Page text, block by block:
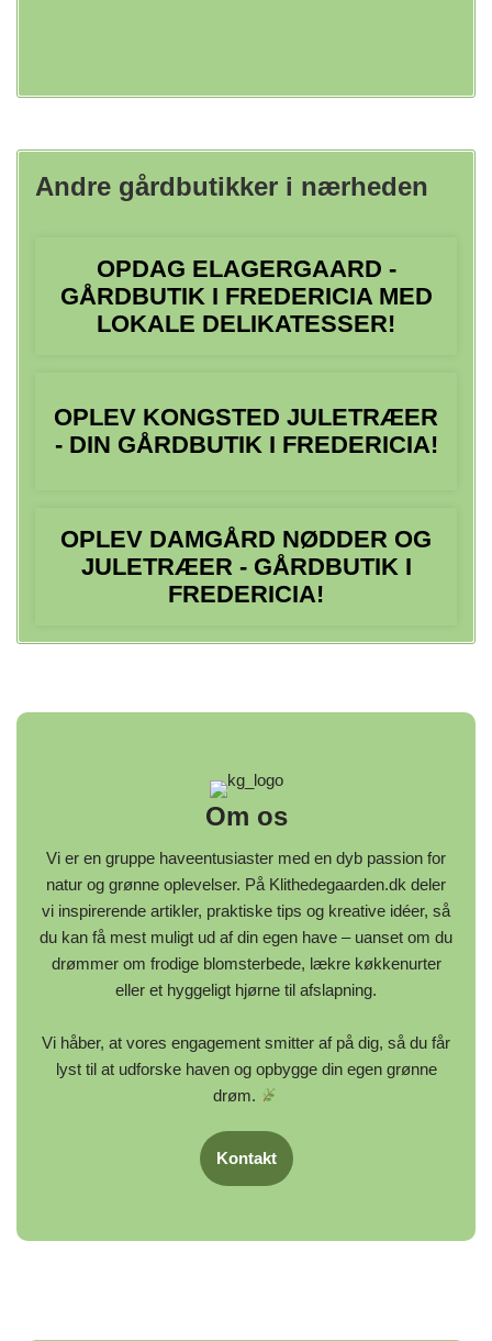
Andre gårdbutikker i nærheden
OPDAG ELAGERGAARD -
GÅRDBUTIK I FREDERICIA MED
LOKALE DELIKATESSER!
OPLEV KONGSTED JULETRÆER
- DIN GÅRDBUTIK I FREDERICIA!
OPLEV DAMGÅRD NØDDER OG
JULETRÆER - GÅRDBUTIK I
FREDERICIA!
Om os
Vi er en gruppe haveentusiaster med en dyb passion for
natur og grønne oplevelser. På Klithedegaarden.dk deler
vi inspirerende artikler, praktiske tips og kreative idéer, så
du kan få mest muligt ud af din egen have – uanset om du
drømmer om frodige blomsterbede, lækre køkkenurter
eller et hyggeligt hjørne til afslapning.
Vi håber, at vores engagement smitter af på dig, så du får
lyst til at udforske haven og opbygge din egen grønne
drøm.
Kontakt